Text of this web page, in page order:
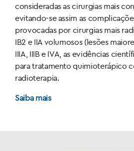
consideradas as cirurgias mais
evitando-se assim as
provocadas por cirurgias mais
IB2 e IIA volumosos (lesões
IIIA, IIIB e IVA, as evidências
para tratamento quimioterápico
radioterapia.
Saiba mais